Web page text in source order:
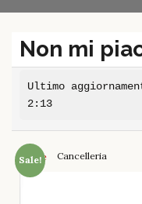
Non mi
Ultimo
2:13
Sale!
Home Cancelleria